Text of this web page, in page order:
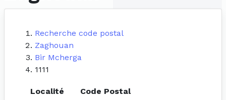
Recherche code postal
Zaghouan
Bir Mcherga
1111
Localité
Code Postal